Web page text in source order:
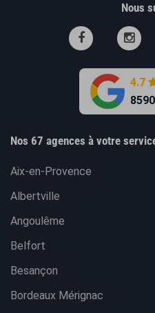
Nous
4.7
Nos 67 agences à votre
Aix-en-Provence
Albertville
Angoulême
Belfort
Besançon
Bordeaux Mérignac